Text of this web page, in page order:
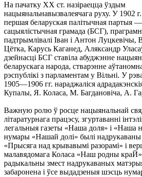
На пачатку XX ст. назіраецца ўздым
нацыянальнавызвалеячага руху. У 1902
першая беларуская палітычная партыя
сацыялістычная грамада (БСГ),
падтрымлівалі Іван і Антон Луцкевічы,
Цётка, Карусь Каганед, Аляксандр
дзейнасці БСГ ставіла абуджэнне
беларускага народа, стварэнне
рэспублікі з парламентам у Вільні. У
1905—1906 гг. нараджаліся
Купалы, Я. Коласа, М. Багдановіча, А.
Важную ролю ў росце нацыянальнай
літаратурнага працэсу, згуртаванні
легальныя газеты «Наша доля» і «Наша
нумары «Нашай долі» былі надрукаваны
«Прысяга над крывавымі разорамі» і
малавядомага Коласа «Наш родны
радыкальны змест надрукаваных
забаронена і ўсе выдадзеныя шэсць